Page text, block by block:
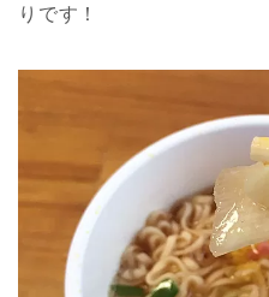
りです！